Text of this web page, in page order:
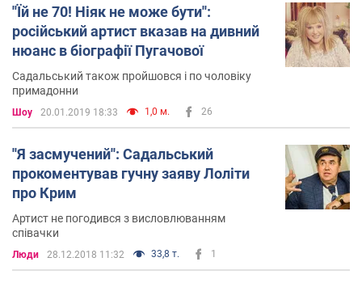
''Їй не 70! Ніяк не може бути'':
російський артист вказав на дивний
нюанс в біографії Пугачової
Садальський також пройшовся і по чоловіку
примадонни
Шоу 20.01.2019 18:33 1,0 м. 26
''Я засмучений'': Садальський
прокоментував гучну заяву Лоліти
про Крим
Артист не погодився з висловлюванням
співачки
Люди 28.12.2018 11:32 33,8 т. 1